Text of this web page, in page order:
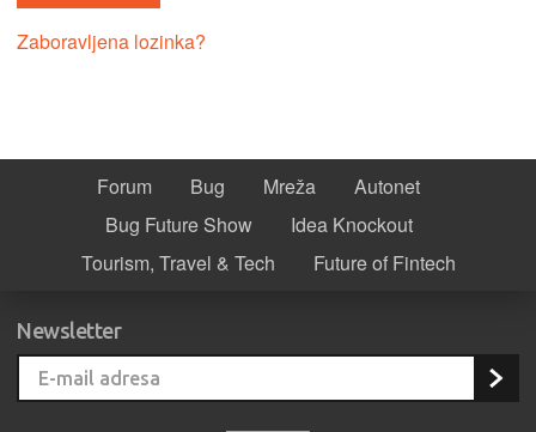
Zaboravljena lozinka?
Forum Bug Mreža
Autonet
Bug Future Show
Idea Knockout
Tourism, Travel & Tech
Future of Fintech
Newsletter